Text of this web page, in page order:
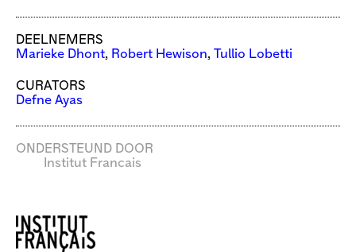
DEELNEMERS
Marieke Dhont, Robert Hewison, Tullio Lobetti
CURATORS
Defne Ayas
ONDERSTEUND DOOR
Institut Francais